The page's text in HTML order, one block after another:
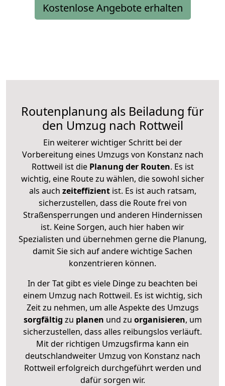
Kostenlose Angebote erhalten
Routenplanung als Beiladung für
den Umzug nach Rottweil
Ein weiterer wichtiger Schritt bei der
Vorbereitung eines Umzugs von Konstanz nach
Rottweil ist diePlanung der Routen. Es ist
wichtig, eine Route zu wählen, die sowohl sicher
als auch zeiteffizientist. Es ist auch ratsam,
sicherzustellen, dass die Route frei von
Straßensperrungen und anderen Hindernissen
ist. Keine Sorgen, auch hier haben wir
Spezialisten und übernehmen gerne die Planung,
damit Sie sich auf andere wichtige Sachen
konzentrieren können.
In der Tat gibt es viele Dinge zu beachten bei
einem Umzug nach Rottweil. Es ist wichtig, sich
Zeit zu nehmen, um alle Aspekte des Umzugs
sorgfältig zu planen und zu organisieren, um
sicherzustellen, dass alles reibungslos verläuft.
Mit der richtigen Umzugsfirma kann ein
deutschlandweiter Umzug von Konstanz nach
Rottweil erfolgreich durchgeführt werden und
dafür sorgen wir.